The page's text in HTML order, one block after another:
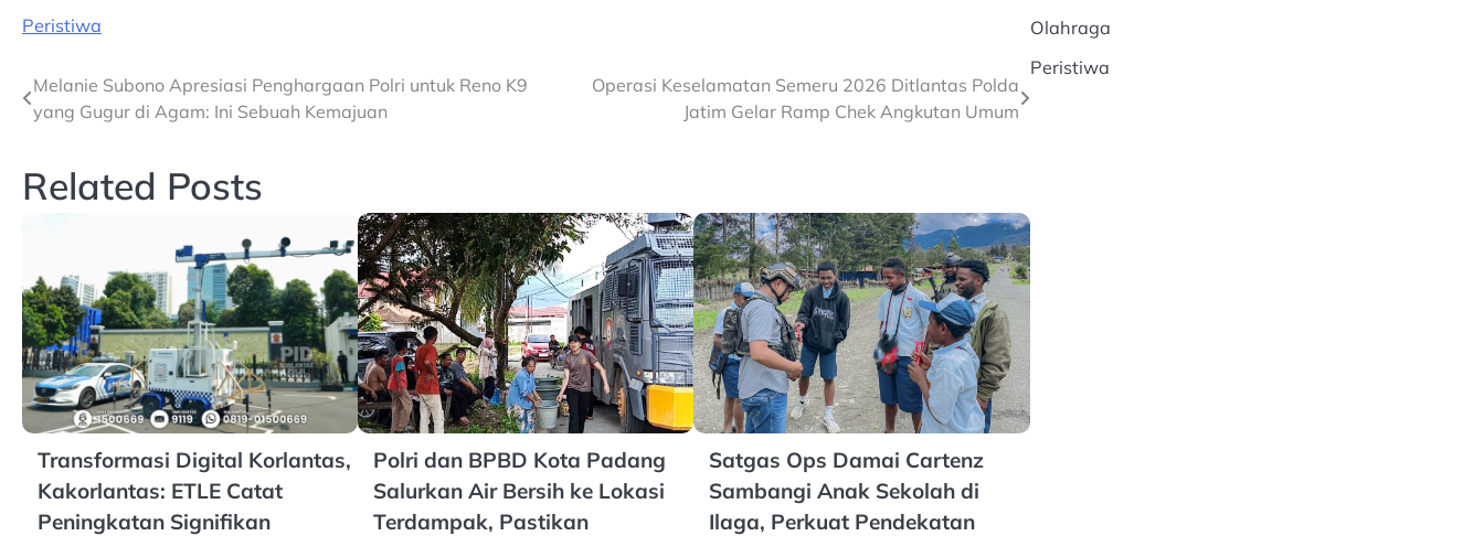
Peristiwa
Post
navigation
Melanie Subono Apresiasi Penghargaan Polri untuk Reno K9
yang Gugur di Agam: Ini Sebuah Kemajuan
Operasi Keselamatan Semeru 2026 Ditlantas Polda
Jatim Gelar Ramp Chek Angkutan Umum
Related Posts
Transformasi Digital Korlantas,
Kakorlantas: ETLE Catat
Peningkatan Signifikan
Polri dan BPBD Kota Padang
Salurkan Air Bersih ke Lokasi
Terdampak, Pastikan
Satgas Ops Damai Cartenz
Sambangi Anak Sekolah di
Ilaga, Perkuat Pendekatan
Olahraga
Peristiwa